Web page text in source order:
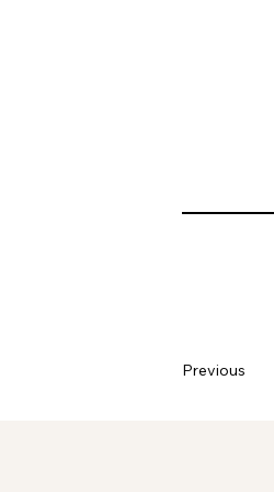
Previous